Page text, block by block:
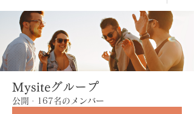
Mysiteグループ
公開 · 167名のメンバー